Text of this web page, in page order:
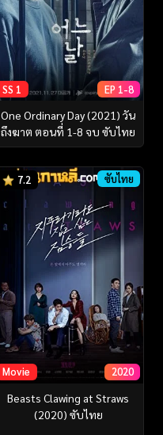
SS 1 EP 1-8
One Ordinary Day (2021) วัน
ถึงฆาต ตอนที่ 1-8 จบ ซับไทย
7.2 ซับไทย
Movie 2020
Beasts Clawing at Straws
(2020) ซับไทย